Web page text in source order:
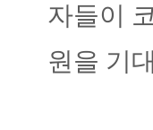
자들이
원을 기